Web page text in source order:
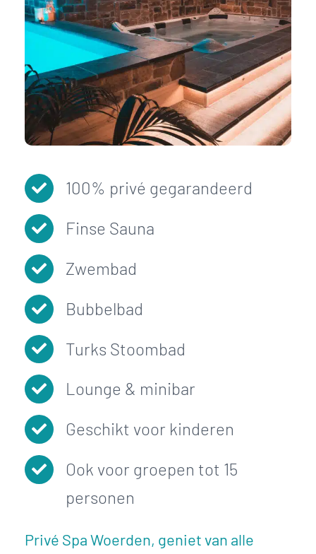
100% privé gegarandeerd
Finse Sauna
Zwembad
Bubbelbad
Turks Stoombad
Lounge & minibar
Geschikt voor kinderen
Ook voor groepen tot 15
personen
Privé Spa Woerden, geniet van alle